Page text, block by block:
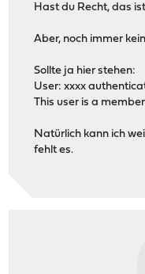
Hast du Recht, das
Aber, noch immer
Sollte ja hier stehen:
User: xxxx
This user is a
Natürlich kann ich
fehlt es.